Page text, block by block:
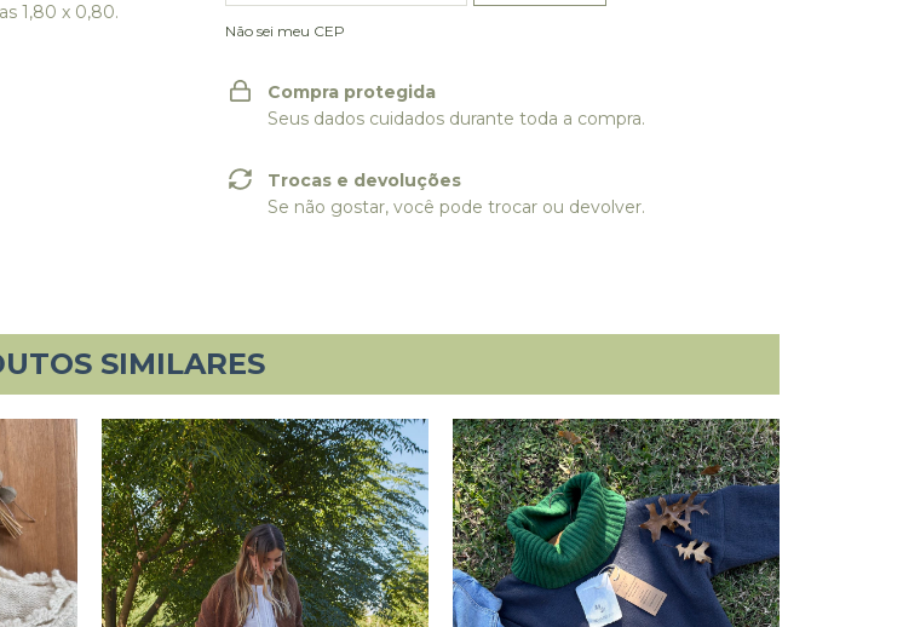
1,80 x 0,80.
Não sei meu CEP
Compra protegida
Seus dados cuidados durante toda a compra.
Trocas e devoluções
Se não gostar, você pode trocar ou devolver.
SIMILARES